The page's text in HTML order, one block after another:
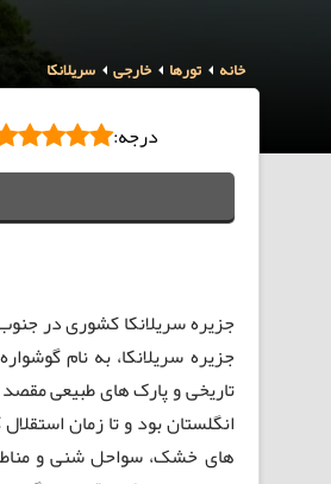
خانه تورها خارجی سریلانکا
درجه:
جزیره سریلانکا کشوری در
جزیره سریلانکا، به نام
تاریخی و پارک های طبیعی
انگلستان بود و تا زمان
های خشک، سواحل شنی و